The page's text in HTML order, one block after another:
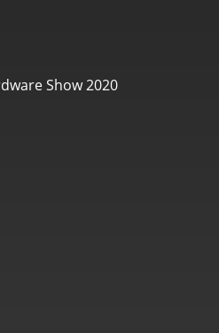
Show 2020